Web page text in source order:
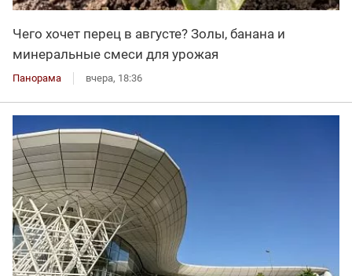
Чего хочет перец в августе? Золы, банана и
минеральные смеси для урожая
Панорама вчера, 18:36